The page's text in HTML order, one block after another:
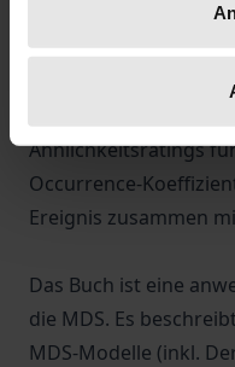
lassen sich in der
Messgrößen
Objekte über ihre
Ähnlichkeitsratings
Occurrence-
Ereignis zusammen
Das Buch ist eine
die MDS. Es
MDS-Modelle (inkl.